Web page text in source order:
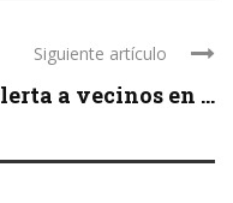
Siguiente artículo
a vecinos en ...